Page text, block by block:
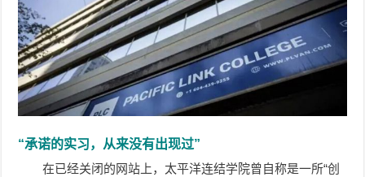
“承诺的实习，从来没有出现过”
在已经关闭的网站上，太平洋连结学院曾自称是一所“创